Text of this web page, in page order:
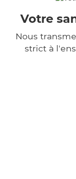
Votre
Nous
strict à